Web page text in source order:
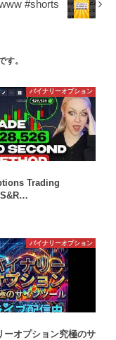
#shorts
す。
バイナリーオプション
Trading
バイナリーオプション
ーオプション究極のサ